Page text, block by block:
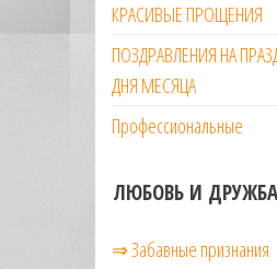
КРАСИВЫЕ ПРОЩЕНИЯ
ПОЗДРАВЛЕНИЯ НА
ДНЯ МЕСЯЦА
Профессиональные
ЛЮБОВЬ И
⇒ Забавные признания